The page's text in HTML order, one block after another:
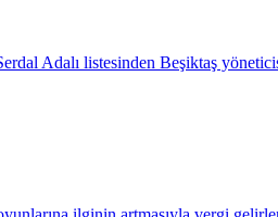
Adalı listesinden Beşiktaş